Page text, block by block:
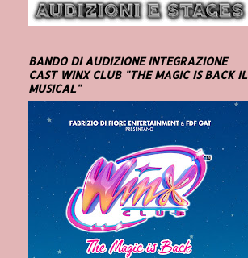
BANDO DI AUDIZIONE INTEGRAZIONE
CAST WINX CLUB "THE MAGIC IS BACK IL
MUSICAL"